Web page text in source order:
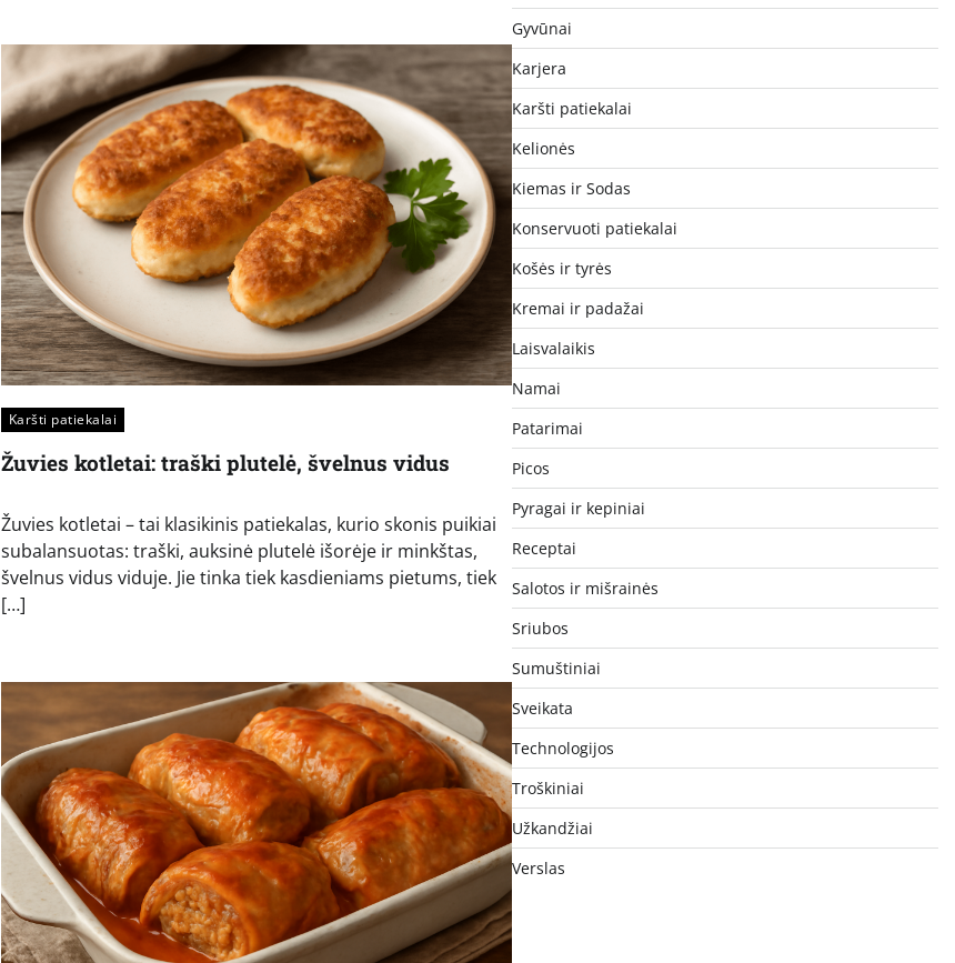
Karšti patiekalai
Žuvies kotletai: traški plutelė, švelnus vidus
Žuvies kotletai – tai klasikinis patiekalas, kurio skonis puikiai
subalansuotas: traški, auksinė plutelė išorėje ir minkštas,
švelnus vidus viduje. Jie tinka tiek kasdieniams pietums, tiek
[…]
Gyvūnai
Karjera
Karšti patiekalai
Kelionės
Kiemas ir Sodas
Konservuoti patiekalai
Košės ir tyrės
Kremai ir padažai
Laisvalaikis
Namai
Patarimai
Picos
Pyragai ir kepiniai
Receptai
Salotos ir mišrainės
Sriubos
Sumuštiniai
Sveikata
Technologijos
Troškiniai
Užkandžiai
Verslas